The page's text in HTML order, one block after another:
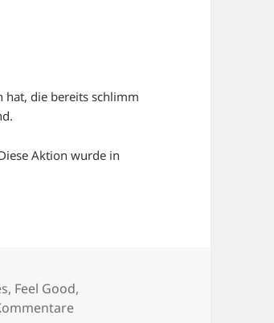
hat, die bereits schlimm
Aktion wurde in
, Feel Good,
zu #SMEARFORSMEAR